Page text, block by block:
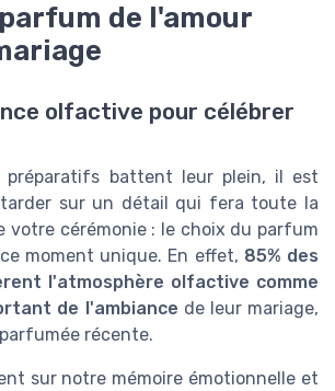
de l'amour
olfactive pour célébrer
préparatifs battent leur plein, il est
sur un détail qui fera toute la
votre cérémonie : le choix du parfum
moment unique. En effet, 85% des
l'atmosphère olfactive comme
de l'ambiance de leur mariage,
récente.
sur notre mémoire émotionnelle et